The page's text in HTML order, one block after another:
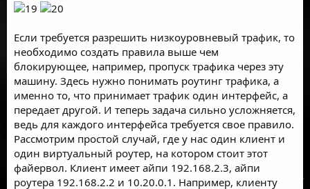
Если требуется разрешить низкоуровневый трафик, то
необходимо создать правила выше чем
блокирующее, например, пропуск трафика через эту
машину. Здесь нужно понимать роутинг трафика, а
именно то, что принимает трафик один интерфейс, а
передает другой. И теперь задача сильно усложняется,
ведь для каждого интерфейса требуется свое правило.
Рассмотрим простой случай, где у нас один клиент и
один виртуальный роутер, на котором стоит этот
файервол. Клиент имеет айпи 192.168.2.3, айпи
роутера 192.168.2.2 и 10.20.0.1. Например, клиенту